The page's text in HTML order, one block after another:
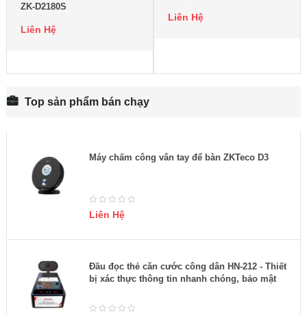
ZK-D2180S
Liên Hệ
Liên Hệ
Top sản phẩm bán chạy
Máy chấm công vân tay để bàn ZKTeco D3
Liên Hệ
Đầu đọc thẻ căn cước công dân HN-212 - Thiết
bị xác thực thông tin nhanh chóng, bảo mật